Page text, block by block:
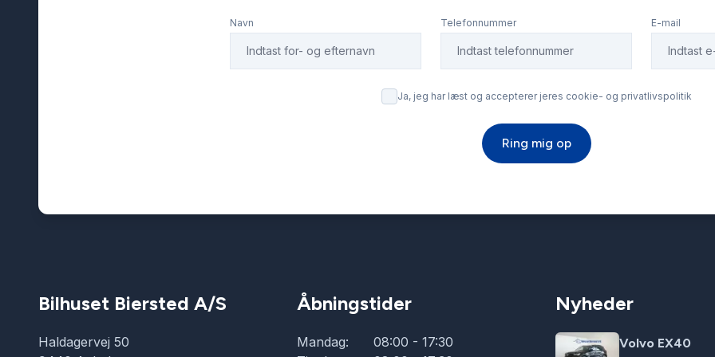
Navn Telefonnummer E-mail
Ja, jeg har læst og accepterer jeres cookie- og privatlivspolitik
Ring mig op
Bilhuset Biersted A/S
Haldagervej 50
Åbningstider
Mandag:
08:00 - 17:30
Nyheder
Volvo EX40